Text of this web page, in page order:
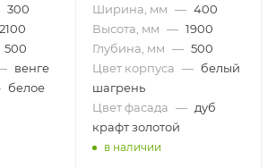
300
2100
500
венге
белое
Ширина, мм — 400
Высота, мм — 1900
Глубина, мм — 500
Цвет корпуса — белый
шагрень
Цвет фасада — дуб
крафт золотой
в наличии